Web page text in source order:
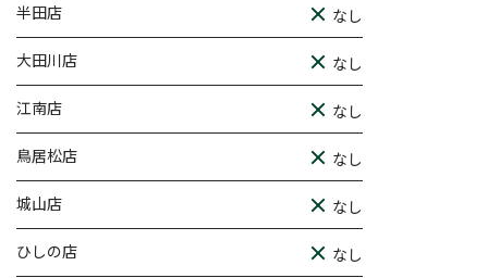
半田店 なし
大田川店 なし
江南店 なし
鳥居松店 なし
城山店 なし
ひしの店 なし